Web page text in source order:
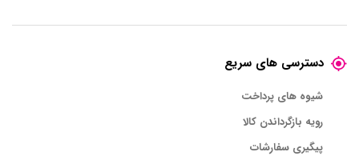
دسترسی های سریع
شیوه های پرداخت
رویه بازگرداندن کالا
پیگیری سفارشات